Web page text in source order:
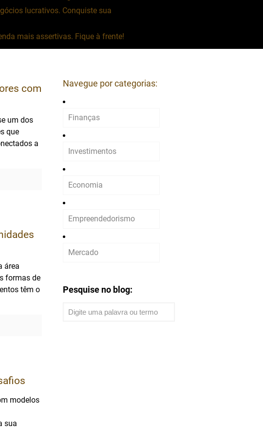
lucrativos. Conquiste sua
mais assertivas. Fique à frente!
com
um dos
que
a
área
formas de
têm o
modelos
sua
Navegue por categorias:
Finanças
Investimentos
Economia
Empreendedorismo
Mercado
Pesquise no blog: